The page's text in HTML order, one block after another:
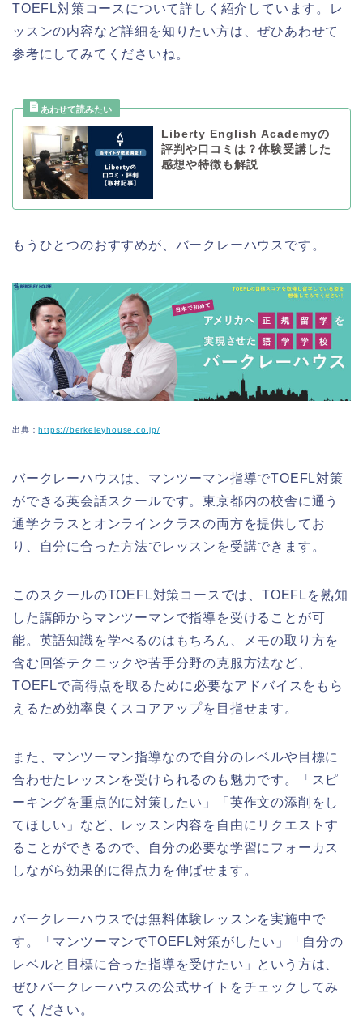
TOEFL対策コースについて詳しく紹介しています。レ
ッスンの内容など詳細を知りたい方は、ぜひあわせて
参考にしてみてくださいね。
Liberty English Academyの
評判や口コミは？体験受講した
感想や特徴も解説
もうひとつのおすすめが、バークレーハウスです。
出典：https://berkeleyhouse.co.jp/
バークレーハウスは、マンツーマン指導でTOEFL対策
ができる英会話スクールです。東京都内の校舎に通う
通学クラスとオンラインクラスの両方を提供してお
り、自分に合った方法でレッスンを受講できます。
このスクールのTOEFL対策コースでは、TOEFLを熟知
した講師からマンツーマンで指導を受けることが可
能。英語知識を学べるのはもちろん、メモの取り方を
含む回答テクニックや苦手分野の克服方法など、
TOEFLで高得点を取るために必要なアドバイスをもら
えるため効率良くスコアアップを目指せます。
また、マンツーマン指導なので自分のレベルや目標に
合わせたレッスンを受けられるのも魅力です。「スピ
ーキングを重点的に対策したい」「英作文の添削をし
てほしい」など、レッスン内容を自由にリクエストす
ることができるので、自分の必要な学習にフォーカス
しながら効果的に得点力を伸ばせます。
バークレーハウスでは無料体験レッスンを実施中で
す。「マンツーマンでTOEFL対策がしたい」「自分の
レベルと目標に合った指導を受けたい」という方は、
ぜひバークレーハウスの公式サイトをチェックしてみ
てください。